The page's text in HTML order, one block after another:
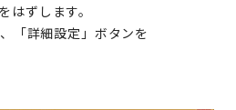
はずします。
「詳細設定」ボタンを